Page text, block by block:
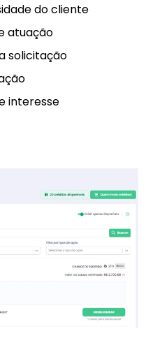
do cliente
atuação
solicitação
interesse